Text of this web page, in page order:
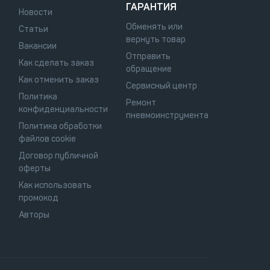
Новости
Статьи
Вакансии
Как сделать заказ
Как отменить заказ
Политика
конфиденциальности
Политика обработки
файлов cookie
Договор публичной
оферты
Как использовать
промокод
Авторы
ГАРАНТИЯ
Обменять или
вернуть товар
Отправить
обращение
Сервисный центр
Ремонт
пневмоинструмента